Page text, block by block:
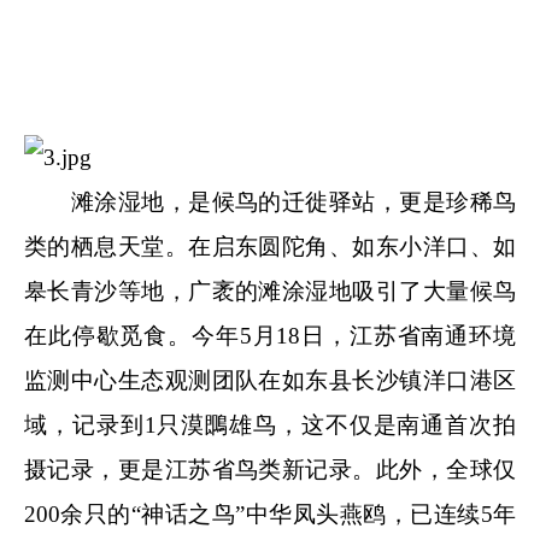
滩涂湿地，是候鸟的迁徙驿站，更是珍稀鸟
类的栖息天堂。在启东圆陀角、如东小洋口、如
皋长青沙等地，广袤的滩涂湿地吸引了大量候鸟
在此停歇觅食。今年5月18日，江苏省南通环境
监测中心生态观测团队在如东县长沙镇洋口港区
域，记录到1只漠䳭雄鸟，这不仅是南通首次拍
摄记录，更是江苏省鸟类新记录。此外，全球仅
200余只的“神话之鸟”中华凤头燕鸥，已连续5年